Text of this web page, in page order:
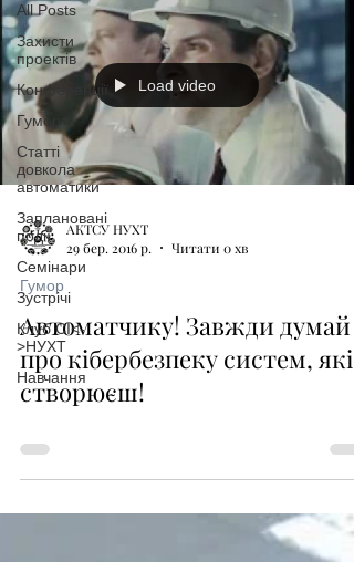
All Posts
Захисти
проектів
Конференції
Гумор
Статті
довкола
автоматики
Заплановані
події
Семінари
Зустрічі
Клуб СІ<-
>НУХТ
Навчання
Load video
АКТСУ НУХТ
29 бер. 2016 р.
Читати 0 хв
Гумор
Автоматчику! Завжди думай
про кібербезпеку систем, які
створюєш!